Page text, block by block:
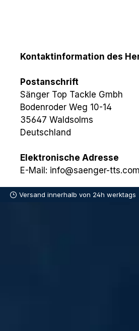
Kontaktinformation des
Postanschrift
Sänger Top Tackle Gmbh
Bodenroder Weg 10-14
35647 Waldsolms
Deutschland
Elektronische Adresse
E-Mail: info@saenger-tts.com
Versand innerhalb von 24h werktags